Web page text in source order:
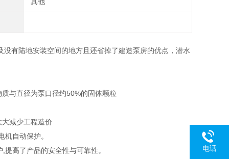
有陆地安装空间的地方且还省掉了建造泵房的优点，潜水
与直径为泵口径约50%的固体颗粒
大减少工程造价
自动保护。
高了产品的安全性与可靠性。
电话